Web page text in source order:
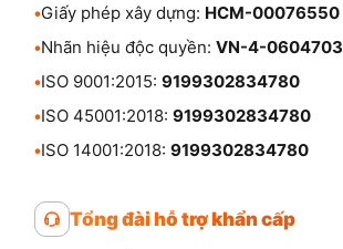
•Giấy phép xây dựng: HCM-00076550
•Nhãn hiệu độc quyền: VN-4-0604703
•ISO 9001:2015: 9199302834780
•ISO 45001:2018: 9199302834780
•ISO 14001:2018: 9199302834780
Tổng đài hỗ trợ khẩn cấp